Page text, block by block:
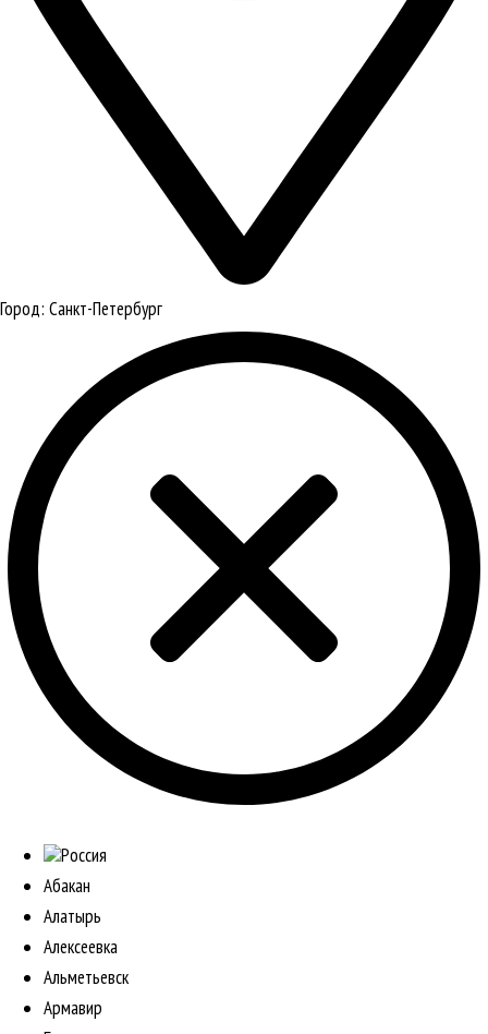
Город: Санкт-Петербург
Россия
Абакан
Алатырь
Алексеевка
Альметьевск
Армавир